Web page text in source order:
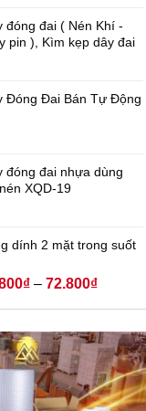
đóng đai ( Nén Khí -
pin ), Kìm kẹp dây đai
Đóng Đai Bán Tự Động
đóng đai nhựa dùng
XQD-19
dính 2 mặt trong suốt
₫ – 72.800₫